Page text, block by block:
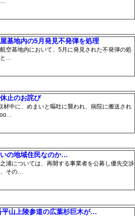
基地内の5月発見不発弾を処理
空基地内において、5月に発見された不発弾の処
…
止のお詫び
材中に、めまいと嘔吐に襲われ、病院に搬送され
の地域住民なのか…
浦については、再開する事業者を公募し優先交渉
その…
平山上陵参道の広葉杉巨木が…